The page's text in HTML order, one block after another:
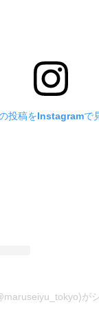
投稿をInstagramで
が